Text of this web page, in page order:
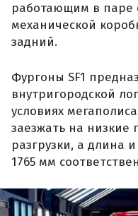
работающим в паре
механической
задний.
Фургоны SF1
внутригородской
условиях
заезжать на низкие
разгрузки, а длина
1765 мм